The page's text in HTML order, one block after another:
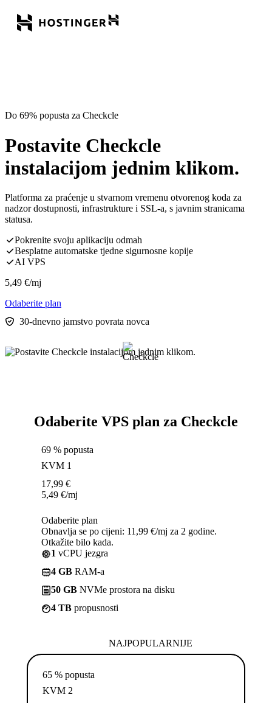
Do 69% popusta za Checkcle
Postavite Checkcle
instalacijom jednim klikom.
Platforma za praćenje u stvarnom vremenu otvorenog koda za
nadzor dostupnosti, infrastrukture i SSL-a, s javnim stranicama
statusa.
Pokrenite svoju aplikaciju odmah
Besplatne automatske tjedne sigurnosne kopije
AI VPS
5,49 €/mj
Odaberite plan
30-dnevno jamstvo povrata novca
Odaberite VPS plan za Checkcle
69 % popusta
KVM 1
17,99 €
5,49 €/mj
Odaberite plan
Obnavlja se po cijeni: 11,99 €/mj za 2 godine.
Otkažite bilo kada.
1 vCPU jezgra
4 GB RAM-a
50 GB NVMe prostora na disku
4 TB propusnosti
NAJPOPULARNIJE
65 % popusta
KVM 2